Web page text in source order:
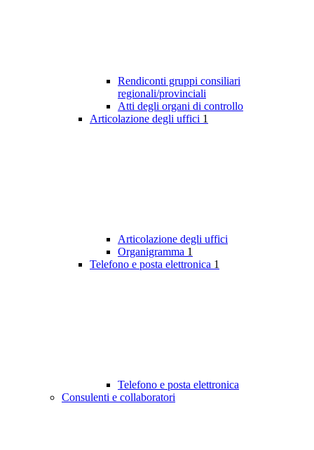
Rendiconti gruppi consiliari
regionali/provinciali
Atti degli organi di controllo
Articolazione degli uffici 1
Articolazione degli uffici
Organigramma 1
Telefono e posta elettronica 1
Telefono e posta elettronica
Consulenti e collaboratori